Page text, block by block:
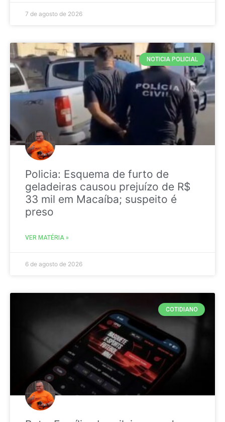
7 de agosto de 2026
NOTICIA POLICIAL
Policia: Esquema de furto de
geladeiras causou prejuízo de R$
33 mil em Macaíba; suspeito é
preso
VER MATÉRIA »
6 de agosto de 2026
COTIDIANO